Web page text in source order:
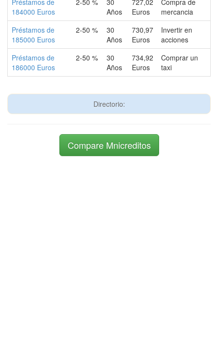
Préstamos de
184000 Euros
2-50 %
30
Años
727,02
Euros
Compra de
mercancia
Préstamos de
185000 Euros
2-50 %
30
Años
730,97
Euros
Invertir en
acciones
Préstamos de
186000 Euros
2-50 %
30
Años
734,92
Euros
Comprar un
taxi
Directorio:
Compare Mnicreditos